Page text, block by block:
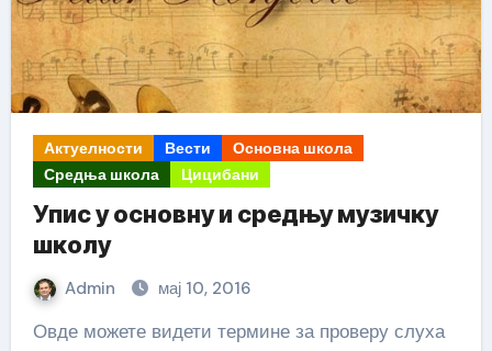
Актуелности Вести
Основна школа
Средња школа
Цицибани
Упис у основну и средњу музичку
школу
Admin мај 10, 2016
Овде можете видети термине за проверу слуха